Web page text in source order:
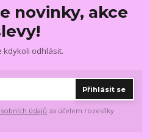
novinky, akce
kdykoli odhlásit.
Přihlásit se
údajů za účelem rozesílky